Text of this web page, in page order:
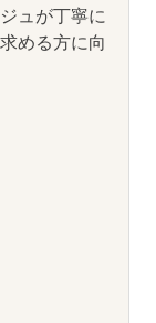
ュが丁寧に
める方に向